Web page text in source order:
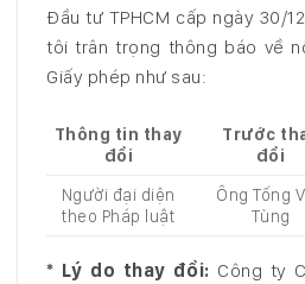
Đầu tư TPHCM cấp ngày 30/
tôi trân trọng thông báo về
Giấy phép như sau:
Thông tin thay
đổi
Trước
đổi
Người đại diện
theo Pháp luật
Ông Tống
Tùng
* Lý do thay đổi: Công ty